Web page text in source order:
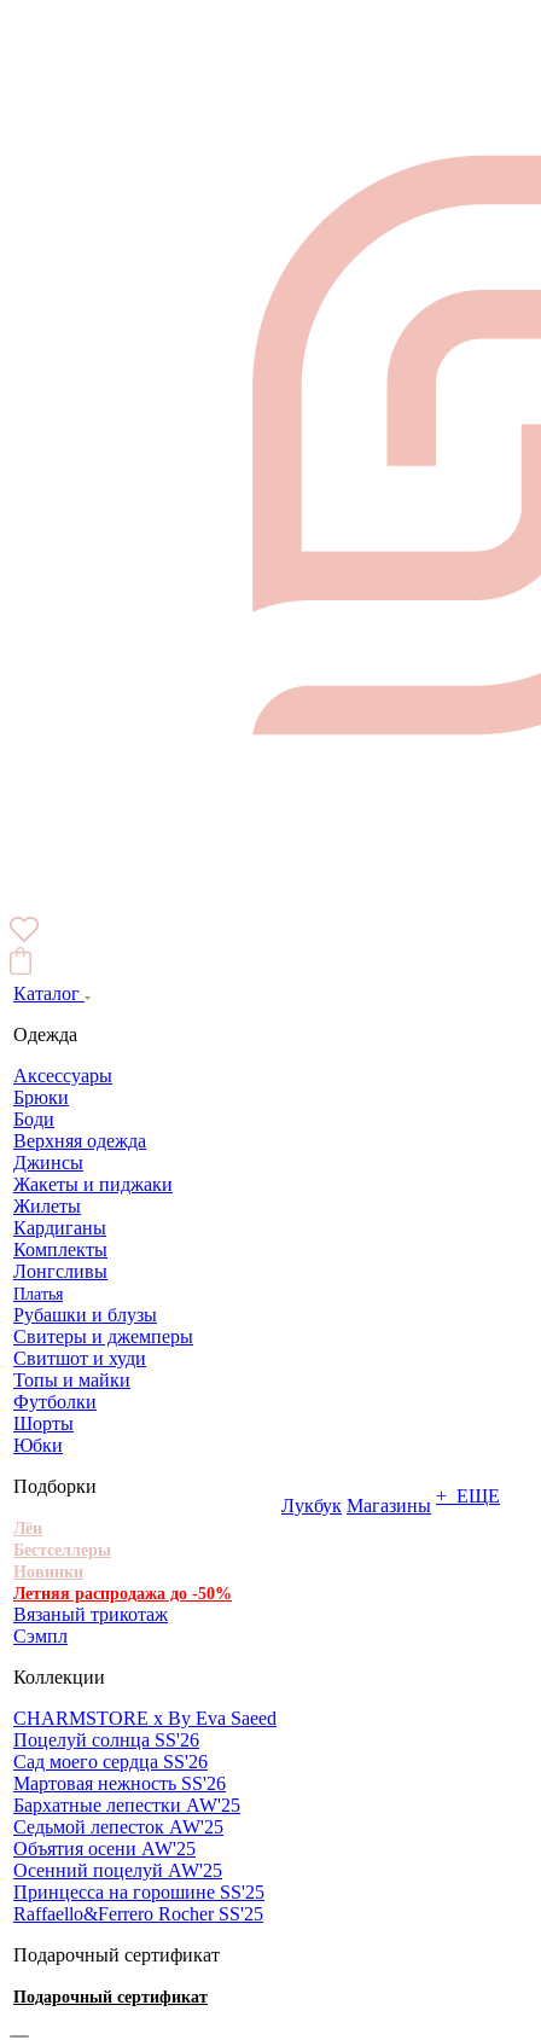
Каталог
Одежда
Аксессуары
Брюки
Боди
Верхняя одежда
Джинсы
Жакеты и пиджаки
Жилеты
Кардиганы
Комплекты
Лонгсливы
Платья
Рубашки и блузы
Свитеры и джемперы
Свитшот и худи
Топы и майки
Футболки
Шорты
Юбки
Подборки
Лён
Бестселлеры
Новинки
Летняя распродажа до -50%
Вязаный трикотаж
Сэмпл
Коллекции
CHARMSTORE х By Eva Saeed
Поцелуй солнца SS'26
Сад моего сердца SS'26
Мартовая нежность SS'26
Бархатные лепестки AW'25
Седьмой лепесток AW'25
Объятия осени AW'25
Осенний поцелуй AW'25
Принцесса на горошине SS'25
Raffaello&Ferrero Rocher SS'25
Подарочный сертификат
Подарочный сертификат
Лукбук Магазины + ЕЩЕ